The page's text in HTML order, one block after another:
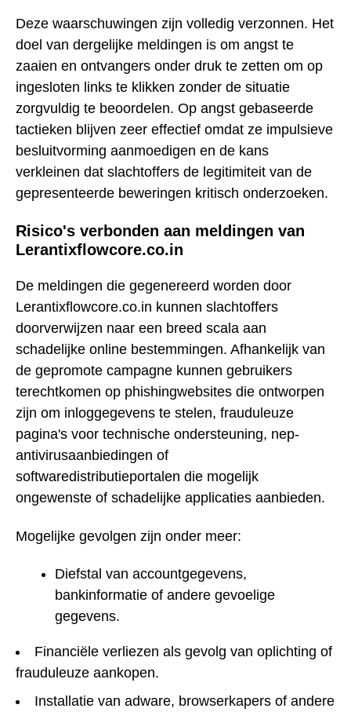
Deze waarschuwingen zijn volledig verzonnen. Het
doel van dergelijke meldingen is om angst te
zaaien en ontvangers onder druk te zetten om op
ingesloten links te klikken zonder de situatie
zorgvuldig te beoordelen. Op angst gebaseerde
tactieken blijven zeer effectief omdat ze impulsieve
besluitvorming aanmoedigen en de kans
verkleinen dat slachtoffers de legitimiteit van de
gepresenteerde beweringen kritisch onderzoeken.
Risico's verbonden aan meldingen van
Lerantixflowcore.co.in
De meldingen die gegenereerd worden door
Lerantixflowcore.co.in kunnen slachtoffers
doorverwijzen naar een breed scala aan
schadelijke online bestemmingen. Afhankelijk van
de gepromote campagne kunnen gebruikers
terechtkomen op phishingwebsites die ontworpen
zijn om inloggegevens te stelen, frauduleuze
pagina's voor technische ondersteuning, nep-
antivirusaanbiedingen of
softwaredistributieportalen die mogelijk
ongewenste of schadelijke applicaties aanbieden.
Mogelijke gevolgen zijn onder meer:
Diefstal van accountgegevens,
bankinformatie of andere gevoelige
gegevens.
Financiële verliezen als gevolg van oplichting of
frauduleuze aankopen.
Installatie van adware, browserkapers of andere